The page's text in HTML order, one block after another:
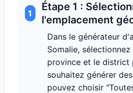
1
Étape 1 :
l'emplacement
Dans le générateur
Somalie,
province et le district
souhaitez générer
pouvez choisir